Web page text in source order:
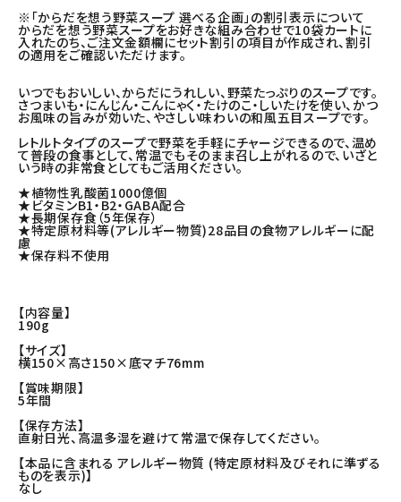
※「からだを想う野菜スープ 選べる企画」の割引表示について
からだを想う野菜スープをお好きな組み合わせで10袋カートに
入れたのち、ご注文金額欄にセット割引の項目が作成され、割引
の適用をご確認いただけます。
いつでもおいしい、からだにうれしい、野菜たっぷりのスープです。
さつまいも・にんじん・こんにゃく・たけのこ・しいたけを使い、かつ
お風味の旨みが効いた、やさしい味わいの和風五目スープです。
レトルトタイプのスープで野菜を手軽にチャージできるので、温め
て普段の食事として、常温でもそのまま召し上がれるので、いざと
いう時の非常食としてもご活用ください。
★植物性乳酸菌1000億個
★ビタミンB1・B2・GABA配合
★長期保存食（5年保存）
★特定原材料等(アレルギー物質)28品目の食物アレルギーに配
慮
★保存料不使用
【内容量】
190g
【サイズ】
横150×高さ150×底マチ76mm
【賞味期限】
5年間
【保存方法】
直射日光、高温多湿を避けて常温で保存してください。
【本品に含まれる アレルギー物質 (特定原材料及びそれに準ずる
ものを表示)】
なし